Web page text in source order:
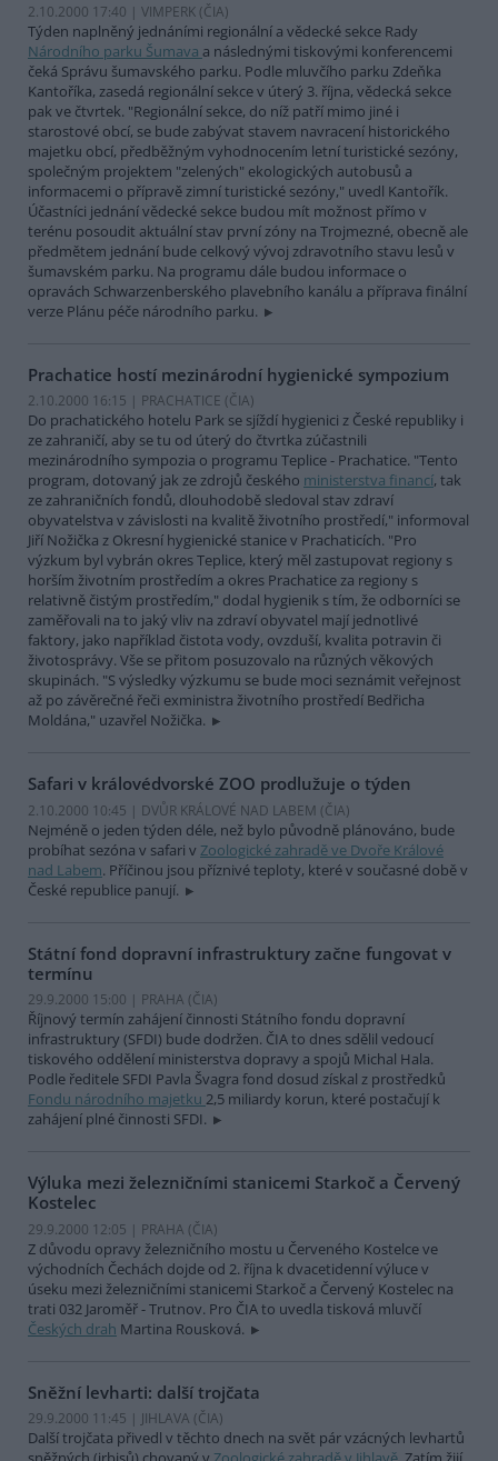
2.10.2000 17:40 | VIMPERK (ČIA)
Týden naplněný jednáními regionální a vědecké sekce Rady
Národního parku Šumava a následnými tiskovými konferencemi
čeká Správu šumavského parku. Podle mluvčího parku Zdeňka
Kantoříka, zasedá regionální sekce v úterý 3. října, vědecká sekce
pak ve čtvrtek. "Regionální sekce, do níž patří mimo jiné i
starostové obcí, se bude zabývat stavem navracení historického
majetku obcí, předběžným vyhodnocením letní turistické sezóny,
společným projektem "zelených" ekologických autobusů a
informacemi o přípravě zimní turistické sezóny," uvedl Kantořík.
Účastníci jednání vědecké sekce budou mít možnost přímo v
terénu posoudit aktuální stav první zóny na Trojmezné, obecně ale
předmětem jednání bude celkový vývoj zdravotního stavu lesů v
šumavském parku. Na programu dále budou informace o
opravách Schwarzenberského plavebního kanálu a příprava finální
verze Plánu péče národního parku.
Prachatice hostí mezinárodní hygienické sympozium
2.10.2000 16:15 | PRACHATICE (ČIA)
Do prachatického hotelu Park se sjíždí hygienici z České republiky i
ze zahraničí, aby se tu od úterý do čtvrtka zúčastnili
mezinárodního sympozia o programu Teplice - Prachatice. "Tento
program, dotovaný jak ze zdrojů českého ministerstva financí, tak
ze zahraničních fondů, dlouhodobě sledoval stav zdraví
obyvatelstva v závislosti na kvalitě životního prostředí," informoval
Jiří Nožička z Okresní hygienické stanice v Prachaticích. "Pro
výzkum byl vybrán okres Teplice, který měl zastupovat regiony s
horším životním prostředím a okres Prachatice za regiony s
relativně čistým prostředím," dodal hygienik s tím, že odborníci se
zaměřovali na to jaký vliv na zdraví obyvatel mají jednotlivé
faktory, jako například čistota vody, ovzduší, kvalita potravin či
životosprávy. Vše se přitom posuzovalo na různých věkových
skupinách. "S výsledky výzkumu se bude moci seznámit veřejnost
až po závěrečné řeči exministra životního prostředí Bedřicha
Moldána," uzavřel Nožička.
Safari v královédvorské ZOO prodlužuje o týden
2.10.2000 10:45 | DVŮR KRÁLOVÉ NAD LABEM (ČIA)
Nejméně o jeden týden déle, než bylo původně plánováno, bude
probíhat sezóna v safari v Zoologické zahradě ve Dvoře Králové
nad Labem. Příčinou jsou příznivé teploty, které v současné době v
České republice panují.
Státní fond dopravní infrastruktury začne fungovat v
termínu
29.9.2000 15:00 | PRAHA (ČIA)
Říjnový termín zahájení činnosti Státního fondu dopravní
infrastruktury (SFDI) bude dodržen. ČIA to dnes sdělil vedoucí
tiskového oddělení ministerstva dopravy a spojů Michal Hala.
Podle ředitele SFDI Pavla Švagra fond dosud získal z prostředků
Fondu národního majetku 2,5 miliardy korun, které postačují k
zahájení plné činnosti SFDI.
Výluka mezi železničními stanicemi Starkoč a Červený
Kostelec
29.9.2000 12:05 | PRAHA (ČIA)
Z důvodu opravy železničního mostu u Červeného Kostelce ve
východních Čechách dojde od 2. října k dvacetidenní výluce v
úseku mezi železničními stanicemi Starkoč a Červený Kostelec na
trati 032 Jaroměř - Trutnov. Pro ČIA to uvedla tisková mluvčí
Českých drah Martina Rousková.
Sněžní levharti: další trojčata
29.9.2000 11:45 | JIHLAVA (ČIA)
Další trojčata přivedl v těchto dnech na svět pár vzácných levhartů